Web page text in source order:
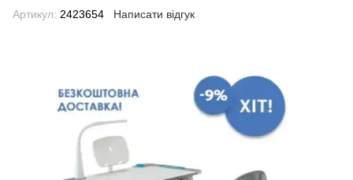
Артикул: 2423654 Написати відгук